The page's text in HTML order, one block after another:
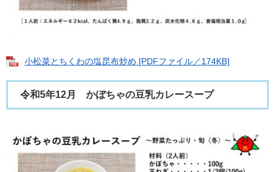
小松菜とちくわの塩昆布炒め [PDFファイル／174KB]
令和5年12月 かぼちゃの豆乳カレースープ